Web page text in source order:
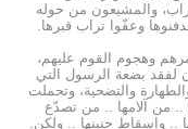
والمشيعون من حوله
وعفّوا تراب قبرها.
وهجوم القوم عليهم،
لفقد بضعة الرسول التي
والتضحية، وتحملت
.. من آلامها .. من تصدّع
.. وإسقاط جنينها .. ولكن.